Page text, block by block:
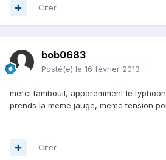
Citer
bob0683
Posté(e) le 16 février 2013
merci tambouil, apparemment le
prends la meme jauge, meme tension
Citer